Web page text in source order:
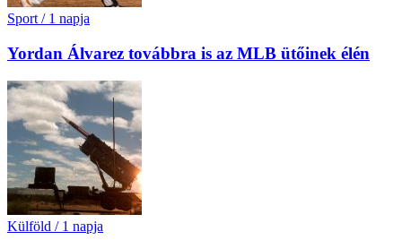
Sport / 1 napja
Yordan Álvarez továbbra is az MLB ütőinek élén
Külföld / 1 napja